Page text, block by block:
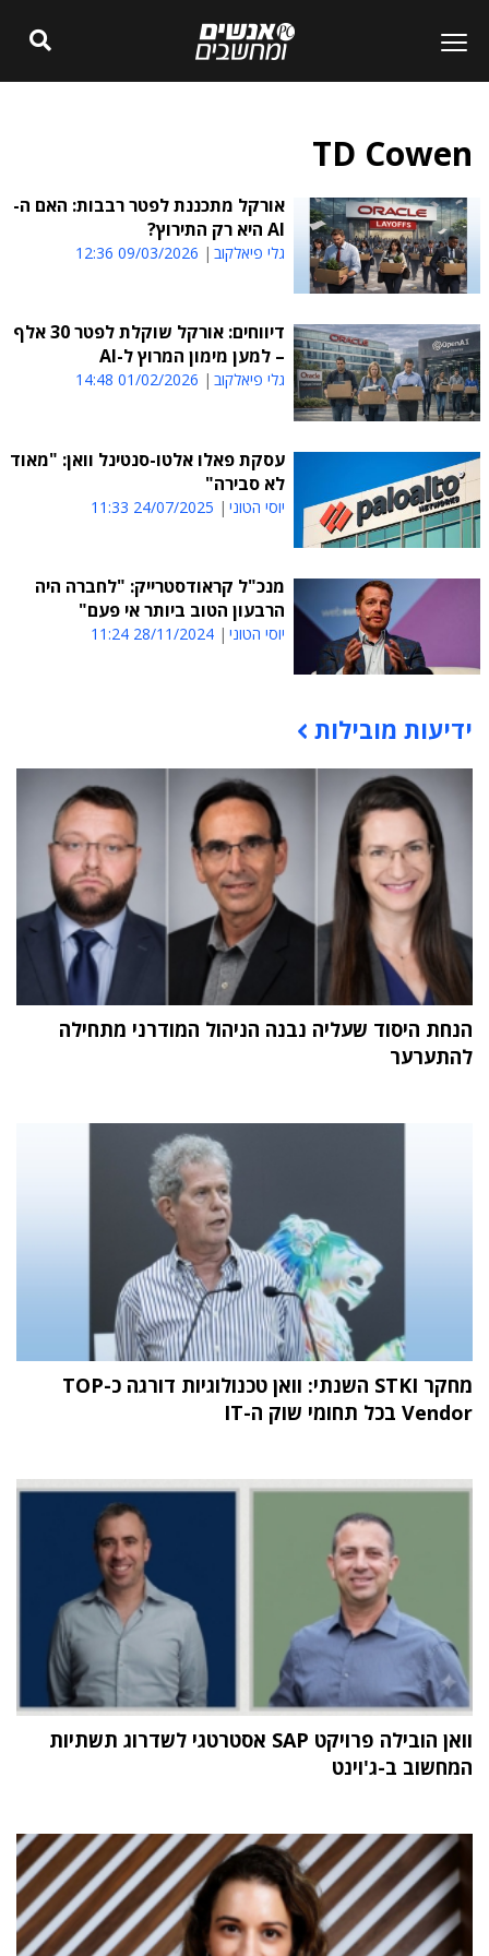
TD Cowen
אורקל מתכננת לפטר רבבות: האם ה-
AI היא רק התירוץ?
גלי פיאלקוב 09/03/2026 12:36
דיווחים: אורקל שוקלת לפטר 30 אלף
– למען מימון המרוץ ל-AI
גלי פיאלקוב 01/02/2026 14:48
עסקת פאלו אלטו-סנטינל וואן: "מאוד
לא סבירה"
יוסי הטוני 24/07/2025 11:33
מנכ"ל קראודסטרייק: "לחברה היה
הרבעון הטוב ביותר אי פעם"
יוסי הטוני 28/11/2024 11:24
תוכן פרסומי
ידיעות מובילות
הנחת היסוד שעליה נבנה הניהול המודרני מתחילה
להתערער
מחקר STKI השנתי: וואן טכנולוגיות דורגה כ-TOP
Vendor בכל תחומי שוק ה-IT
וואן הובילה פרויקט SAP אסטרטגי לשדרוג תשתיות
המחשוב ב-ג'וינט